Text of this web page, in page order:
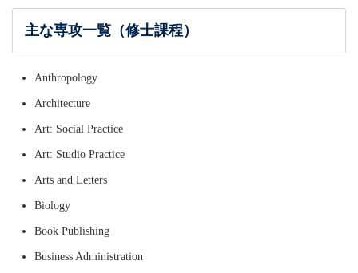
主な専攻一覧（修士課程）
Anthropology
Architecture
Art: Social Practice
Art: Studio Practice
Arts and Letters
Biology
Book Publishing
Business Administration